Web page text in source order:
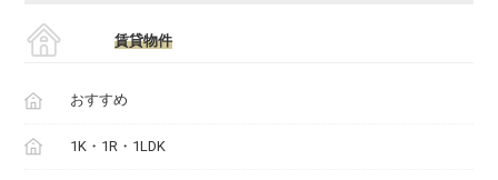
賃貸物件
おすすめ
1K・1R・1LDK